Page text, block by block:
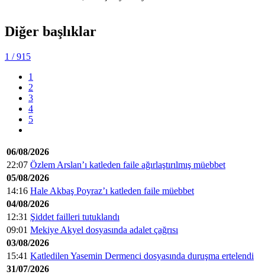
Diğer başlıklar
1 / 915
1
2
3
4
5
06/08/2026
22:07 Özlem Arslan’ı katleden faile ağırlaştırılmış müebbet
05/08/2026
14:16 Hale Akbaş Poyraz’ı katleden faile müebbet
04/08/2026
12:31 Şiddet failleri tutuklandı
09:01 Mekiye Akyel dosyasında adalet çağrısı
03/08/2026
15:41 Katledilen Yasemin Dermenci dosyasında duruşma ertelendi
31/07/2026